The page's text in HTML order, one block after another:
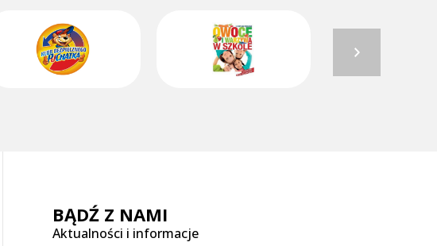
BĄDŹ Z NAMI
Aktualności i informacje